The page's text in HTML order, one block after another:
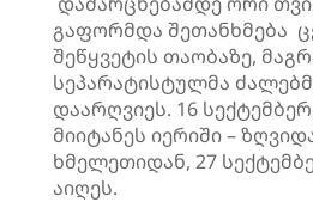
გაფორმდა შეთანხმება
შეწყვეტის თაობაზე,
სეპარატისტულმა
დაარღვიეს. 16
მიიტანეს იერიში –
ხმელეთიდან, 27
აიღეს.